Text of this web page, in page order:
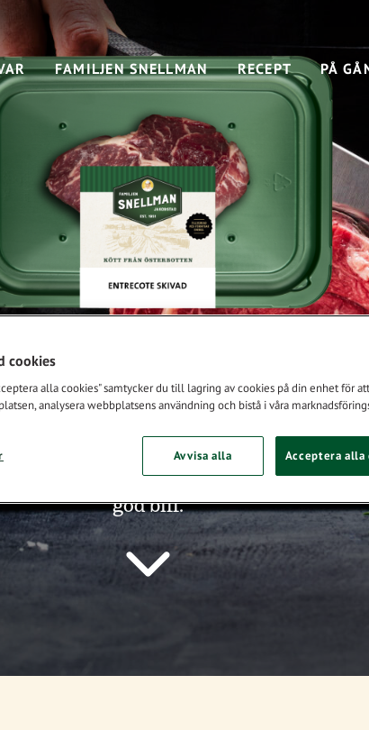
FAMILJEN SNELLMAN RECEPT PÅ
skivad ca
och smakrikt kött, en för dig som
god biff.
cookies
alla cookies" samtycker du till lagring av cookies på din enhet för
analysera webbplatsens användning och bistå i våra
Avvisa alla Acceptera alla